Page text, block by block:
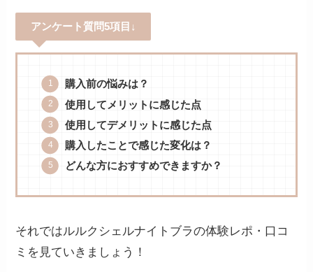
アンケート質問5項目↓
購入前の悩みは？
使用してメリットに感じた点
使用してデメリットに感じた点
購入したことで感じた変化は？
どんな方におすすめできますか？
それではルルクシェルナイトブラの体験レポ・口コ
ミを見ていきましょう！